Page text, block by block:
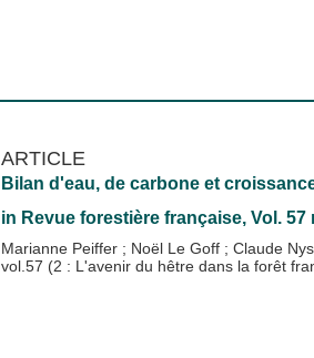
ARTICLE
Bilan d'eau, de carbone et
in Revue forestière française, Vol. 57
Marianne Peiffer ; Noël Le Goff ; Claude Nys
vol.57 (2 : L'avenir du hêtre dans la forêt